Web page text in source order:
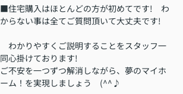
■住宅購入はほとんどの方が初めてです! わ
からない事は全てご質問頂いて大丈夫です!
わかりやすくご説明することをスタッフ一
同心掛けております!
ご不安を一つずつ解消しながら、夢のマイホ
ーム！を実現しましょう (^^♪